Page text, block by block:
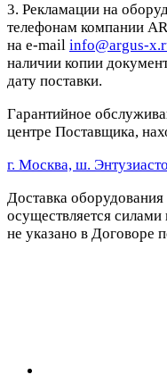
3. Рекламации на
телефонам компании
на e-mail info@argus-
наличии копии
дату поставки.
Гарантийное
центре Поставщика,
г. Москва, ш.
Доставка
осуществляется силами
не указано в Договоре